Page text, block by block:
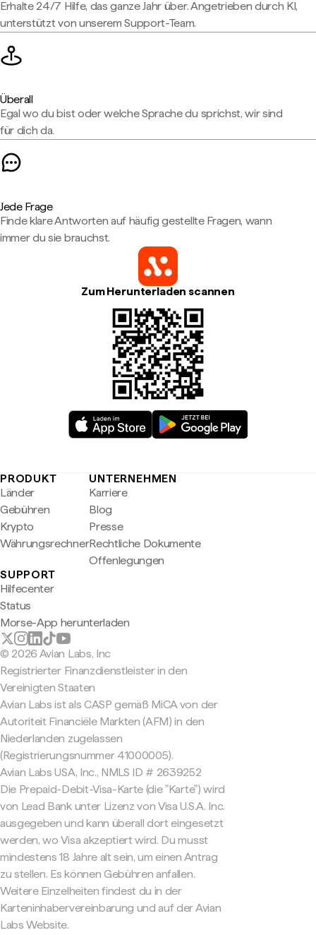
Erhalte 24/7 Hilfe, das ganze Jahr über. Angetrieben durch KI,
unterstützt von unserem Support-Team.
Überall
Egal wo du bist oder welche Sprache du sprichst, wir sind
für dich da.
Jede Frage
Finde klare Antworten auf häufig gestellte Fragen, wann
immer du sie brauchst.
Zum Herunterladen scannen
PRODUKT
Länder
Gebühren
Krypto
Währungsrechner
UNTERNEHMEN
Karriere
Blog
Presse
Rechtliche Dokumente
Offenlegungen
SUPPORT
Hilfecenter
Status
Morse-App herunterladen
© 2026 Avian Labs, Inc
Registrierter Finanzdienstleister in den
Vereinigten Staaten
Avian Labs ist als CASP gemäß MiCA von der
Autoriteit Financiële Markten (AFM) in den
Niederlanden zugelassen
(Registrierungsnummer 41000005).
Avian Labs USA, Inc., NMLS ID # 2639252
Die Prepaid-Debit-Visa-Karte (die "Karte") wird
von Lead Bank unter Lizenz von Visa U.S.A. Inc.
ausgegeben und kann überall dort eingesetzt
werden, wo Visa akzeptiert wird. Du musst
mindestens 18 Jahre alt sein, um einen Antrag
zu stellen. Es können Gebühren anfallen.
Weitere Einzelheiten findest du in der
Karteninhabervereinbarung und auf der Avian
Labs Website.